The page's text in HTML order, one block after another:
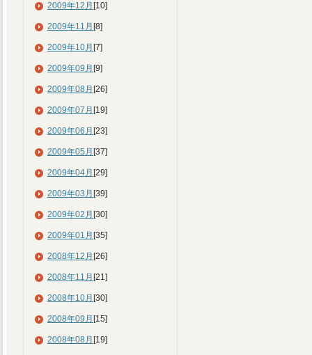
2009年12月 [10]
2009年11月 [8]
2009年10月 [7]
2009年09月 [9]
2009年08月 [26]
2009年07月 [19]
2009年06月 [23]
2009年05月 [37]
2009年04月 [29]
2009年03月 [39]
2009年02月 [30]
2009年01月 [35]
2008年12月 [26]
2008年11月 [21]
2008年10月 [30]
2008年09月 [15]
2008年08月 [19]